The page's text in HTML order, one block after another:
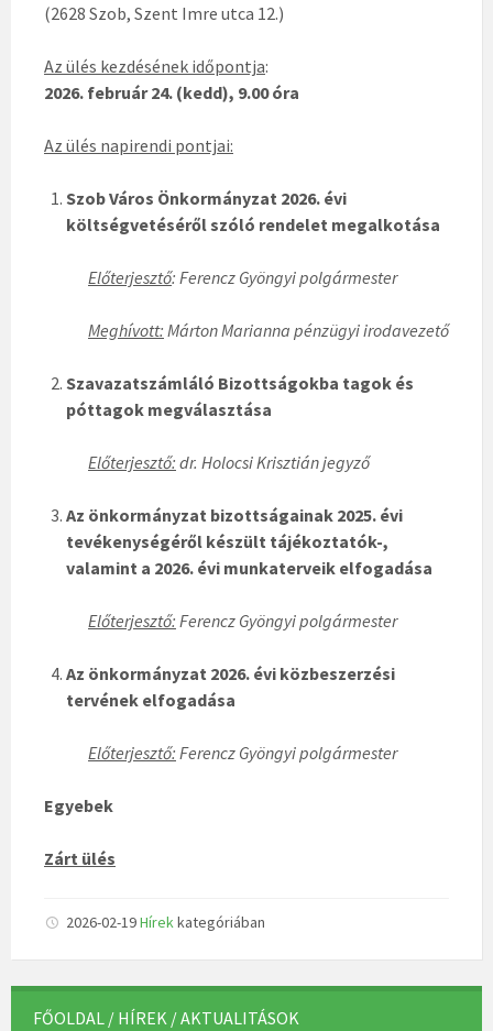
(2628 Szob, Szent Imre utca 12.)
Az ülés kezdésének időpontja:
2026. február 24. (kedd), 9.00 óra
Az ülés napirendi pontjai:
Szob Város Önkormányzat 2026. évi
költségvetéséről szóló rendelet megalkotása
Előterjesztő: Ferencz Gyöngyi polgármester
Meghívott: Márton Marianna pénzügyi irodavezető
Szavazatszámláló Bizottságokba tagok és
póttagok megválasztása
Előterjesztő: dr. Holocsi Krisztián jegyző
Az önkormányzat bizottságainak 2025. évi
tevékenységéről készült tájékoztatók-,
valamint a 2026. évi munkaterveik elfogadása
Előterjesztő: Ferencz Gyöngyi polgármester
Az önkormányzat 2026. évi közbeszerzési
tervének elfogadása
Előterjesztő: Ferencz Gyöngyi polgármester
Egyebek
Zárt ülés
2026-02-19Hírekkategóriában
FŐOLDAL / HÍREK / AKTUALITÁSOK